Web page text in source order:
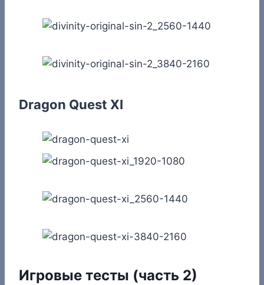
Dragon Quest XI
Игровые тесты (часть 2)